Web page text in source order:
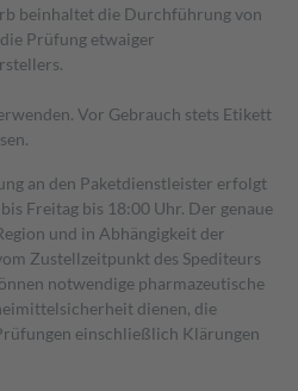
beinhaltet die Durchführung von
Prüfung etwaiger
Vor Gebrauch stets Etikett
an den Paketdienstleister erfolgt
Freitag bis 18:00 Uhr. Der genaue
und in Abhängigkeit der
Zustellzeitpunkt des Spediteurs
notwendige pharmazeutische
dienen, die
einschließlich Klärungen